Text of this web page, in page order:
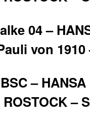
04 –
von 1910
–
–